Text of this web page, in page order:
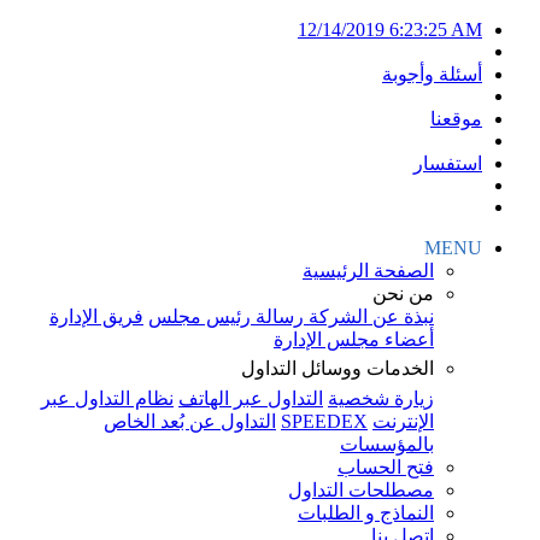
12/14/2019 6:23:25 AM
أسئلة وأجوبة
موقعنا
استفسار
MENU
الصفحة الرئيسية
من نحن
نبذة عن الشركة رسالة رئيس مجلس فريق الإدارة
أعضاء مجلس الإدارة
الخدمات ووسائل التداول
زيارة شخصية التداول عبر الهاتف نظام التداول عبر
الإنترنت SPEEDEX التداول عن بُعد الخاص
بالمؤسسات
فتح الحساب
مصطلحات التداول
النماذج و الطلبات
اتصل بنا